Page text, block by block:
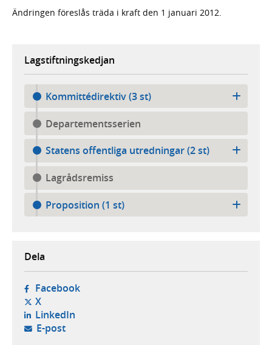
Ändringen föreslås träda i kraft den 1 januari 2012.
Lagstiftningskedjan
Kommittédirektiv (3 st)
Departementsserien
Statens offentliga utredningar (2 st)
Lagrådsremiss
Proposition (1 st)
Dela
Facebook- öppnas i ny flik, extern webbplats,
X- öppnas i ny flik, extern webbplats,
LinkedIn- öppnas i ny flik, extern webbplats,
E-post- öppnar din e-postklient,